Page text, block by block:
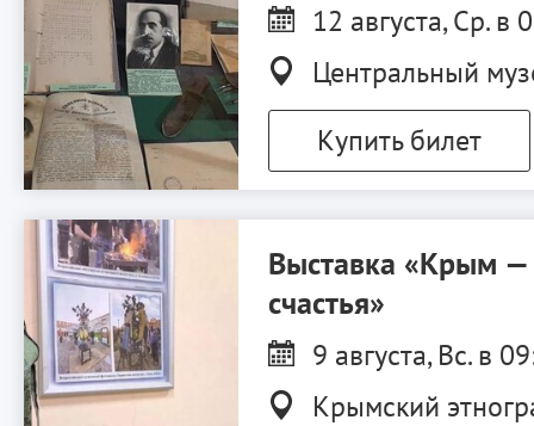
12 августа, Ср. в
Центральный
Купить билет
Выставка «Крым —
счастья»
9 августа, Вс. в
Крымский